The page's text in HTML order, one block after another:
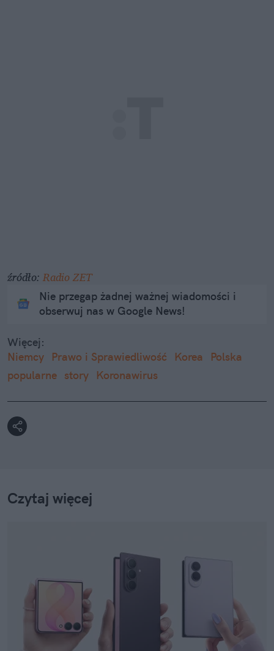
źródło: Radio ZET
Nie przegap żadnej ważnej wiadomości i
obserwuj nas w Google News!
Więcej:
Niemcy
Prawo i Sprawiedliwość Korea
Polska
popularne story Koronawirus
Czytaj więcej